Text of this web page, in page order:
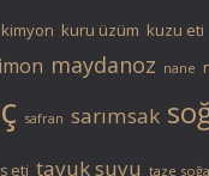
kimyon kuru üzüm kuzu eti
maydanoz nane
safran sarımsak
eti tavuk suyu taze